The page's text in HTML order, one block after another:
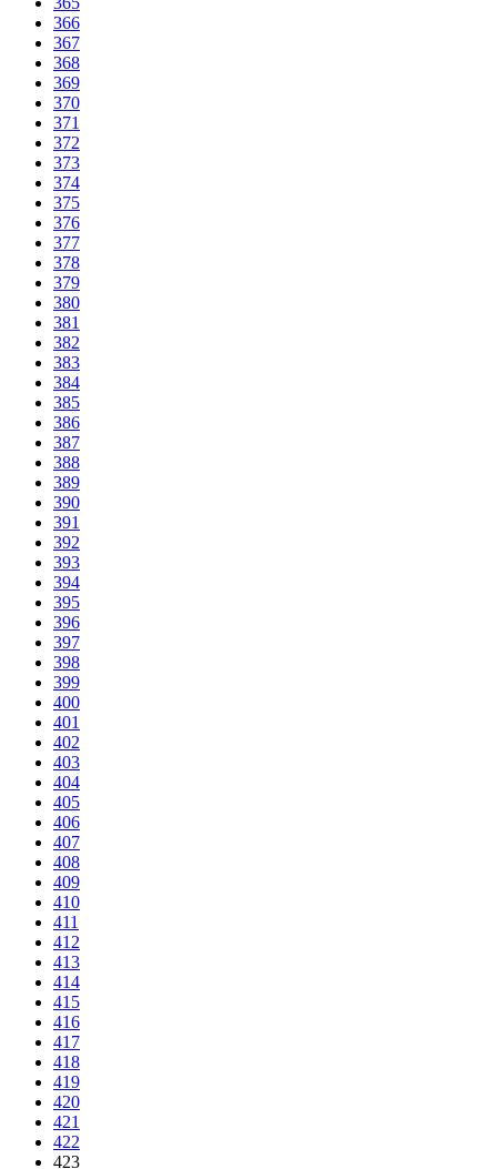
366
367
368
369
370
371
372
373
374
375
376
377
378
379
380
381
382
383
384
385
386
387
388
389
390
391
392
393
394
395
396
397
398
399
400
401
402
403
404
405
406
407
408
409
410
411
412
413
414
415
416
417
418
419
420
421
422
423